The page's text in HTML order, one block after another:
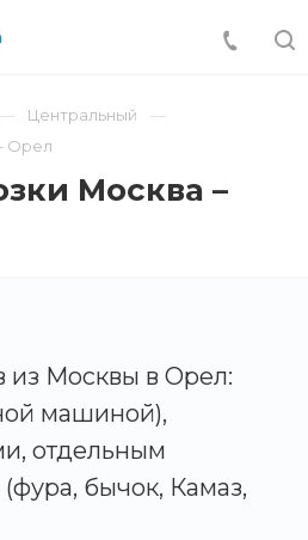
Центральный
Орел
Москва –
из Москвы в Орел:
машиной),
отдельным
бычок, Камаз,